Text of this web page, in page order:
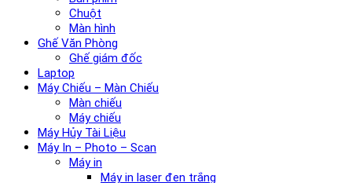
Chuột
Màn hình
Ghế Văn Phòng
Ghế giám đốc
Laptop
Máy Chiếu – Màn Chiếu
Màn chiếu
Máy chiếu
Máy Hủy Tài Liệu
Máy In – Photo – Scan
Máy in
Máy in laser đen trắng